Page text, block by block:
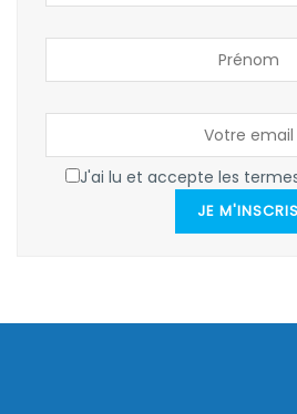
J'ai lu et accepte les
JE M'INSCRIS